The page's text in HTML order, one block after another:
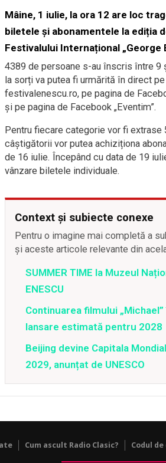
Mâine, 1 iulie, la ora 12 are loc
biletele și abonamentele la ediția
Festivalului Internațional „George
4389 de persoane s-au înscris între 9
la sorți va putea fi urmărită în direct
festivalenescu.ro, pe pagina de
și pe pagina de Facebook „Eventim”.
Pentru fiecare categorie vor fi extrase
câștigătorii vor putea achiziționa
de 16 iulie. Începând cu data de 19
vânzare biletele individuale.
Context și subiecte conexe
Pentru o imagine mai completă a
și aceste articole relevante din
SUMMER TIME la Muzeul
ENESCU
Continuarea filmului
lansare estimată pentru 2028
Beijing devine Capitala
2029, anunțat de UNESCO
Cum ascult Radio Clasic? Codul